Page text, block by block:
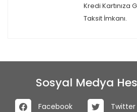
Kredi Kartınıza
Taksit İmkanı.
Sosyal Medya
Facebook Twitter